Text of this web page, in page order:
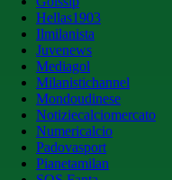
Hellas1903
Ilmilanista
Juvenews
Mediagol
Milanistichannel
Mondoudinese
Notiziecalciomercato
Numericalcio
Padovasport
Pianetamilan